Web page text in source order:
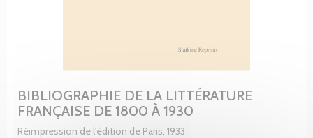
BIBLIOGRAPHIE DE LA LITTÉRATURE
FRANÇAISE DE 1800 À 1930
Réimpression de l'édition de Paris, 1933